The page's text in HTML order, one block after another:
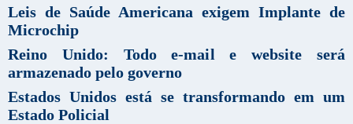
Leis de Saúde Americana exigem Implante de
Microchip
Reino Unido: Todo e-mail e website será
armazenado pelo governo
Estados Unidos está se transformando em um
Estado Policial